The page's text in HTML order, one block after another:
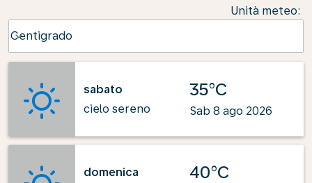
Unità meteo:
Centigrado
keyboard_arrow_down
sabato
cielo sereno
35°C
Sab 8 ago 2026
domenica
40°C